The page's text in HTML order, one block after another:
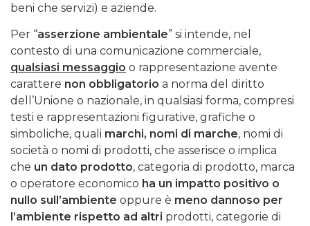
beni che servizi) e aziende.
Per “asserzione ambientale” si intende, nel
contesto di una comunicazione commerciale,
qualsiasi messaggio o rappresentazione avente
carattere non obbligatorio a norma del diritto
dell’Unione o nazionale, in qualsiasi forma, compresi
testi e rappresentazioni figurative, grafiche o
simboliche, quali marchi, nomi di marche, nomi di
società o nomi di prodotti, che asserisce o implica
che un dato prodotto, categoria di prodotto, marca
o operatore economico ha un impatto positivo o
nullo sull’ambiente oppure è meno dannoso per
l’ambiente rispetto ad altri prodotti, categorie di